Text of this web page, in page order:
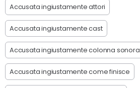
Accusata ingiustamente attori
Accusata ingiustamente cast
Accusata ingiustamente colonna sonora
Accusata ingiustamente come finisce